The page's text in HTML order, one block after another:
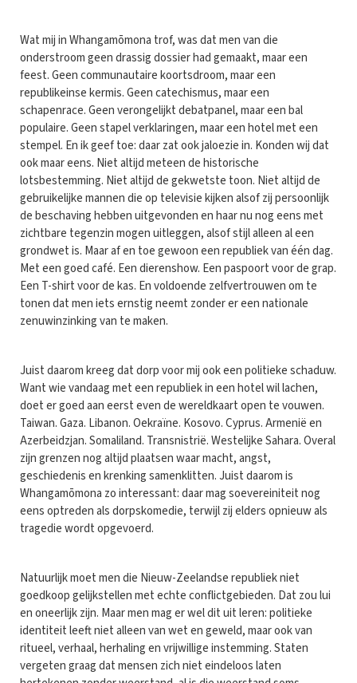
Wat mij in Whangamōmona trof, was dat men van die
onderstroom geen drassig dossier had gemaakt, maar een
feest. Geen communautaire koortsdroom, maar een
republikeinse kermis. Geen catechismus, maar een
schapenrace. Geen verongelijkt debatpanel, maar een bal
populaire. Geen stapel verklaringen, maar een hotel met een
stempel. En ik geef toe: daar zat ook jaloezie in. Konden wij dat
ook maar eens. Niet altijd meteen de historische
lotsbestemming. Niet altijd de gekwetste toon. Niet altijd de
gebruikelijke mannen die op televisie kijken alsof zij persoonlijk
de beschaving hebben uitgevonden en haar nu nog eens met
zichtbare tegenzin mogen uitleggen, alsof stijl alleen al een
grondwet is. Maar af en toe gewoon een republiek van één dag.
Met een goed café. Een dierenshow. Een paspoort voor de grap.
Een T-shirt voor de kas. En voldoende zelfvertrouwen om te
tonen dat men iets ernstig neemt zonder er een nationale
zenuwinzinking van te maken.
Juist daarom kreeg dat dorp voor mij ook een politieke schaduw.
Want wie vandaag met een republiek in een hotel wil lachen,
doet er goed aan eerst even de wereldkaart open te vouwen.
Taiwan. Gaza. Libanon. Oekraïne. Kosovo. Cyprus. Armenië en
Azerbeidzjan. Somaliland. Transnistrië. Westelijke Sahara. Overal
zijn grenzen nog altijd plaatsen waar macht, angst,
geschiedenis en krenking samenklitten. Juist daarom is
Whangamōmona zo interessant: daar mag soevereiniteit nog
eens optreden als dorpskomedie, terwijl zij elders opnieuw als
tragedie wordt opgevoerd.
Natuurlijk moet men die Nieuw-Zeelandse republiek niet
goedkoop gelijkstellen met echte conflictgebieden. Dat zou lui
en oneerlijk zijn. Maar men mag er wel dit uit leren: politieke
identiteit leeft niet alleen van wet en geweld, maar ook van
ritueel, verhaal, herhaling en vrijwillige instemming. Staten
vergeten graag dat mensen zich niet eindeloos laten